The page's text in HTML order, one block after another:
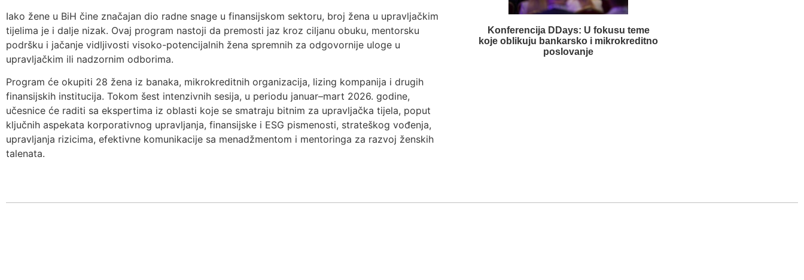
Iako žene u BiH čine značajan dio radne snage u finansijskom sektoru, broj žena u upravljačkim
tijelima je i dalje nizak. Ovaj program nastoji da premosti jaz kroz ciljanu obuku, mentorsku
podršku i jačanje vidljivosti visoko-potencijalnih žena spremnih za odgovornije uloge u
upravljačkim ili nadzornim odborima.
Program će okupiti 28 žena iz banaka, mikrokreditnih organizacija, lizing kompanija i drugih
finansijskih institucija. Tokom šest intenzivnih sesija, u periodu januar–mart 2026. godine,
učesnice će raditi sa ekspertima iz oblasti koje se smatraju bitnim za upravljačka tijela, poput
ključnih aspekata korporativnog upravljanja, finansijske i ESG pismenosti, strateškog vođenja,
upravljanja rizicima, efektivne komunikacije sa menadžmentom i mentoringa za razvoj ženskih
talenata.
Konferencija DDays: U fokusu teme
koje oblikuju bankarsko i mikrokreditno
poslovanje